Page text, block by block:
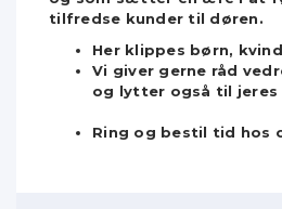
tilfredse kunder til døren.
Her klippes børn,
Vi giver gerne råd
og lytter også til jeres
Ring og bestil tid hos